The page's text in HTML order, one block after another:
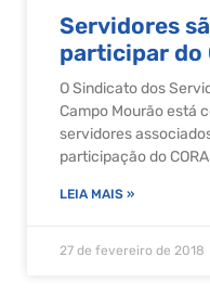
Servidores
participar do
O Sindicato dos
Campo Mourão está
servidores
participação do
LEIA MAIS »
27 de fevereiro de 2018